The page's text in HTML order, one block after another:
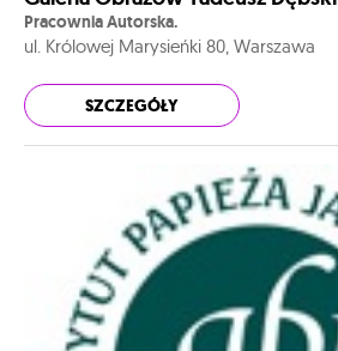
Pracownia Autorska.
ul. Królowej Marysieńki 80, Warszawa
SZCZEGÓŁY